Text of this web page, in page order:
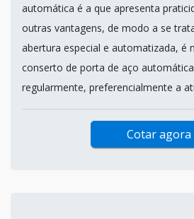
automática é a que apresenta
outras vantagens, de modo a se
abertura especial e automatizada, é
conserto de porta de aço
regularmente, preferencialmente a
Cotar agora